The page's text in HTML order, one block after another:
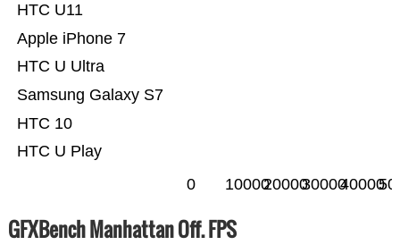
HTC U Play
HTC 10
Samsung Galaxy S7
HTC U Ultra
Apple iPhone 7
HTC U11
0 10000200003000040000
GFXBench Manhattan Off. FPS